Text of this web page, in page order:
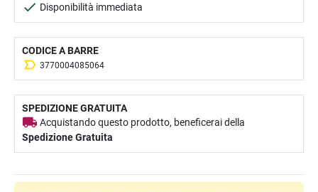
Disponibilità immediata
CODICE A BARRE
3770004085064
SPEDIZIONE GRATUITA
Acquistando questo prodotto, beneficerai della
Spedizione Gratuita